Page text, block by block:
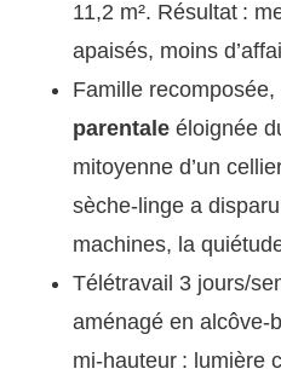
11,2 m². Résultat :
apaisés, moins
Famille recomposée,
parentale éloignée
mitoyenne d’un
sèche-linge a
machines, la
Télétravail 3 jours/
aménagé en alcôve-
mi-hauteur : lumière